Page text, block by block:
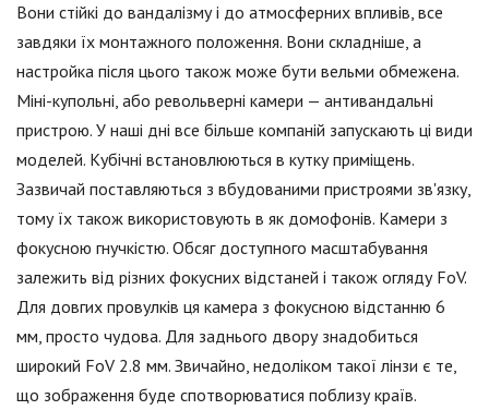
Вони стійкі до вандалізму і до атмосферних впливів, все
завдяки їх монтажного положення. Вони складніше, а
настройка після цього також може бути вельми обмежена.
Міні-купольні, або револьверні камери — антивандальні
пристрою. У наші дні все більше компаній запускають ці види
моделей. Кубічні встановлюються в кутку приміщень.
Зазвичай поставляються з вбудованими пристроями зв'язку,
тому їх також використовують в як домофонів. Камери з
фокусною гнучкістю. Обсяг доступного масштабування
залежить від різних фокусних відстаней і також огляду FoV.
Для довгих провулків ця камера з фокусною відстанню 6
мм, просто чудова. Для заднього двору знадобиться
широкий FoV 2.8 мм. Звичайно, недоліком такої лінзи є те,
що зображення буде спотворюватися поблизу країв.